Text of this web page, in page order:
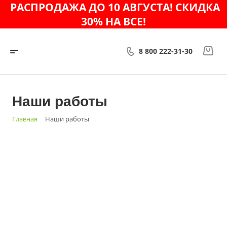
РАСПРОДАЖА ДО 10 АВГУСТА! СКИДКА
30% НА ВСЕ!
8 800 222-31-30
Наши работы
Главная Наши работы